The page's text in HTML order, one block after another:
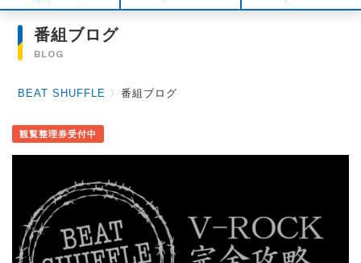
番組ブログ
BLOG
BEAT SHUFFLE 〉番組ブログ
観覧整理券受付中